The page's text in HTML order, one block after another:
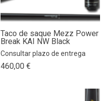
Taco de saque Mezz Power
Break KAI NW Black
Consultar plazo de entrega
460,00 €